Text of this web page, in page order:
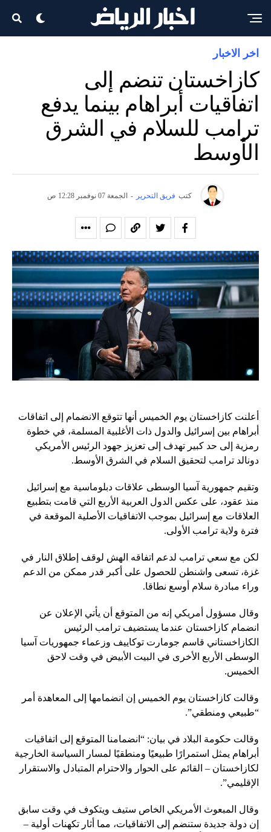
اخر الاخبار
كازاخستان تنضم إلى
اتفاقيات أبراهام بينما يدفع
ترامب للسلام في الشرق
الأوسط
كتب فريق التحرير - الجمعة 07 نوفمبر 12:28 ص
أعلنت كازاخستان يوم الخميس أنها تتوقع الانضمام إلى اتفاقات
أبراهام بين إسرائيل والدول ذات الأغلبية المسلمة، في خطوة
رمزية إلى حد كبير تهدف إلى تعزيز جهود الرئيس الأمريكي
دونالد ترامب لتحقيق السلام في الشرق الأوسط.
وتقيم جمهورية آسيا الوسطى علاقات دبلوماسية مع إسرائيل
منذ عقود، على عكس الدول العربية الأربع التي قامت بتطبيع
العلاقات مع إسرائيل بموجب الاتفاقيات الأصلية الموقعة في
فترة ولاية ترامب الأولى.
لكن مع سعي ترامب لدعم اتفاقه الهش لوقف إطلاق النار في
غزة، تسعى واشنطن للحصول على أكبر قدر ممكن من الدعم
وراء مبادرة سلام أوسع نطاقا.
وقال مسؤول أمريكي إنه من المتوقع أن يأتي الإعلان عن
انضمام كازاخستان عندما يستضيف ترامب الرئيس
الكازاخستاني قاسم جومارت توكاييف وزعماء جمهوريات آسيا
الوسطى الأربع الأخرى في البيت الأبيض في وقت لاحق
الخميس.
وقالت كازاخستان يوم الخميس إن انضمامها إلى المعاهدة أمر
“طبيعي ومنطقي”.
وقالت حكومة البلاد في بيان: “انضمامنا المتوقع إلى اتفاقيات
أبراهام يمثل استمرارًا طبيعيًا ومنطقيًا لمسار السياسة الخارجية
لكازاخستان – القائم على الحوار والاحترام المتبادل والاستقرار
الإقليمي”.
وقال المبعوث الأمريكي الخاص ستيف ويتكوف في وقت سابق
إن دولة جديدة ستنضم إلى الاتفاقيات، مما أثار تكهنات أولية –